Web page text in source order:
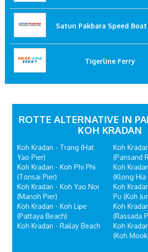
Satun Pakbara Speed
Tigerline Ferry
ROTTE ALTERNATIVE IN
KOH KRADAN
Koh Kradan - Trang (Hat
Yao Pier)
Koh Kradan - Koh Phi Phi
(Tonsai Pier)
Koh Kradan - Koh Yao Noi
(Manoh Pier)
Koh Kradan - Koh Lipe
(Pattaya Beach)
Koh Kradan - Railay Beach
Koh
(Pansand
Koh
(Klong Hia
Koh
Pu (Koh
Koh
(Rassada
Koh
(Koh